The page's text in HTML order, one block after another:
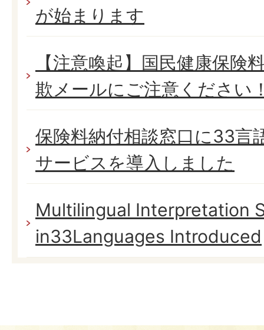
が始まります
【注意喚起】国民健康保険
欺メールにご注意ください
保険料納付相談窓口に33言
サービスを導入しました
Multilingual Interpretation
in33Languages Introduced